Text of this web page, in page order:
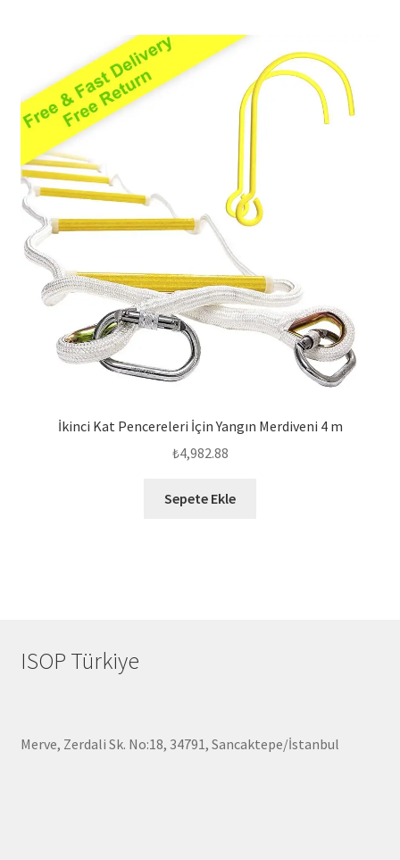
İkinci Kat Pencereleri İçin Yangın Merdiveni 4 m
₺4,982.88
Sepete Ekle
ISOP Türkiye
Merve, Zerdali Sk. No:18, 34791, Sancaktepe/İstanbul